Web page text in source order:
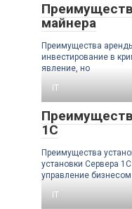
майнера
Преимущества
инвестирование в
явление, но
IT
1C
Преимущества
установки Сервера
управление бизнесом
IT